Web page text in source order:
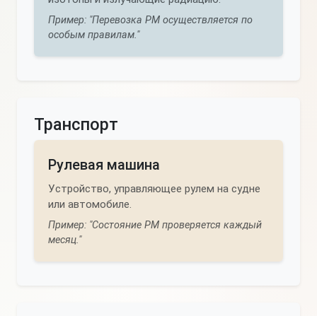
Пример: "Перевозка РМ осуществляется по
особым правилам."
Транспорт
Рулевая машина
Устройство, управляющее рулем на судне
или автомобиле.
Пример: "Состояние РМ проверяется каждый
месяц."